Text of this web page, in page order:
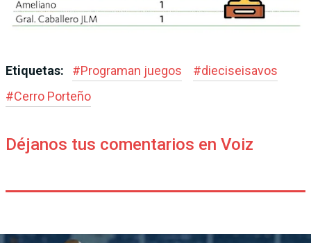
Etiquetas: #Programan juegos #dieciseisavos
#Cerro Porteño
Déjanos tus comentarios en Voiz